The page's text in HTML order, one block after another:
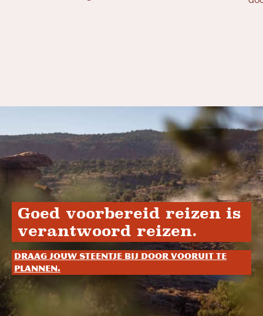
Goed voorbereid reizen is
verantwoord reizen.
Draag jouw steentje bij door vooruit te
plannen.